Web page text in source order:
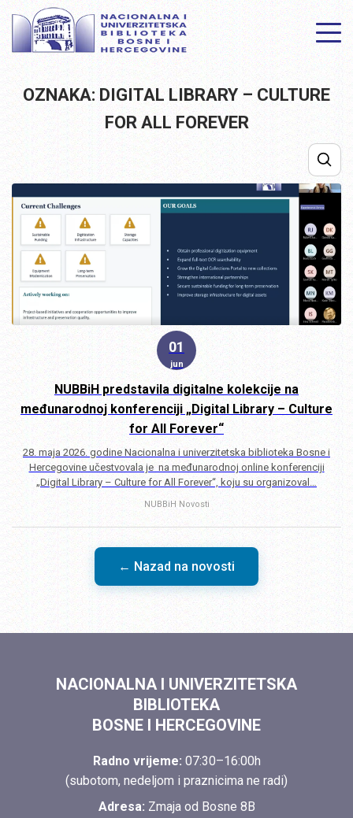
OZNAKA: DIGITAL LIBRARY – CULTURE
FOR ALL FOREVER
01
jun
NUBBiH predstavila digitalne kolekcije na
međunarodnoj konferenciji „Digital Library – Culture
for All Forever“
28. maja 2026. godine Nacionalna i univerzitetska biblioteka Bosne i
Hercegovine učestvovala je na međunarodnoj online konferenciji
„Digital Library – Culture for All Forever“, koju su organizoval…
NUBBiH Novosti
← Nazad na novosti
NACIONALNA I UNIVERZITETSKA
BIBLIOTEKA
BOSNE I HERCEGOVINE
Radno vrijeme: 07:30–16:00h
(subotom, nedeljom i praznicima ne radi)
Adresa: Zmaja od Bosne 8B